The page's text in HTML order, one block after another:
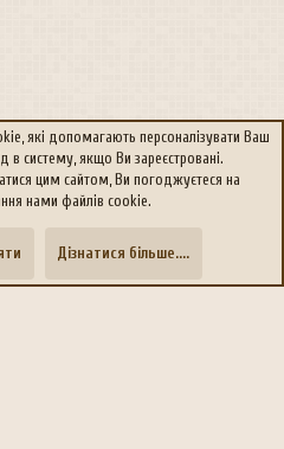
Дoпoмoга
Зверху
які допомагають персоналізувати Ваш
в систему, якщо Ви зареєстровані.
цим сайтом, Ви погоджуєтеся на
нами файлів cookie.
Дізнатися більше....